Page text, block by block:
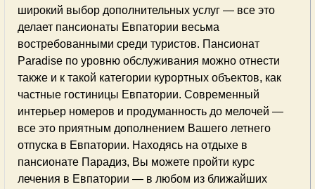
широкий выбор дополнительных услуг — все это
делает пансионаты Евпатории весьма
востребованными среди туристов. Пансионат
Paradise по уровню обслуживания можно отнести
также и к такой категории курортных объектов, как
частные гостиницы Евпатории. Современный
интерьер номеров и продуманность до мелочей —
все это приятным дополнением Вашего летнего
отпуска в Евпатории. Находясь на отдыхе в
пансионате Парадиз, Вы можете пройти курс
лечения в Евпатории — в любом из ближайших